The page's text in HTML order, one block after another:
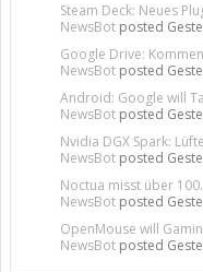
Steam Deck: Neues
NewsBot posted
Google Drive:
NewsBot posted
Android: Google will
NewsBot posted
Nvidia DGX Spark:
NewsBot posted
Noctua misst über
NewsBot posted
OpenMouse will
NewsBot posted